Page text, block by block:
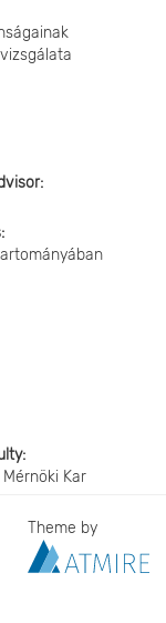
Kar
Theme by